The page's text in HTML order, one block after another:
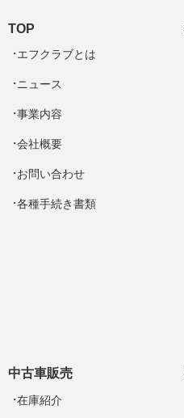
TOP
エフクラブとは
ニュース
事業内容
会社概要
お問い合わせ
各種手続き書類
中古車販売
在庫紹介